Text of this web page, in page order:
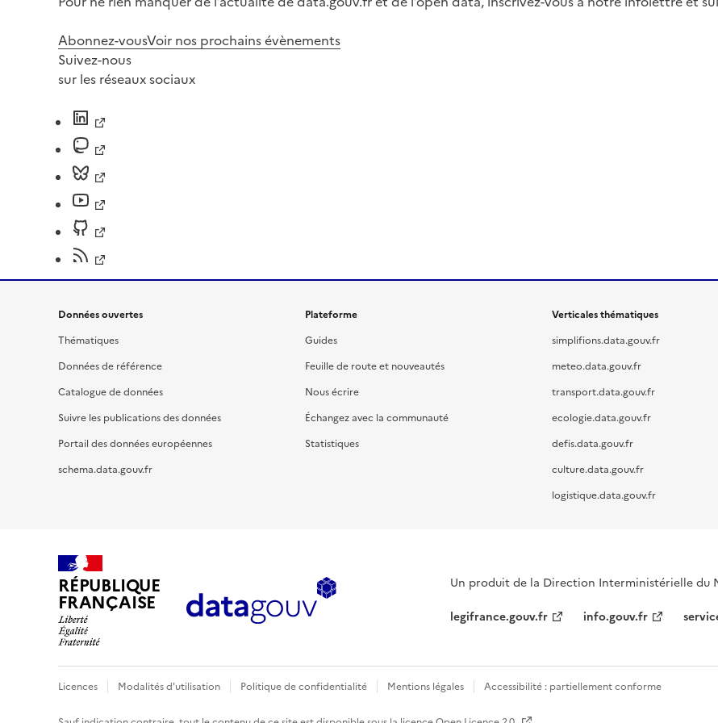
Abonnez-vousVoir nos prochains évènements
Suivez-nous
sur les réseaux sociaux
Données ouvertes
Thématiques
Données de référence
Catalogue de données
Suivre les publications des données
Portail des données européennes
schema.data.gouv.fr
Plateforme
Guides
Feuille de route et nouveautés
Nous écrire
Échangez avec la communauté
Statistiques
Verticales thématiques
simplifions.data.gouv.fr
meteo.data.gouv.fr
transport.data.gouv.fr
ecologie.data.gouv.fr
defis.data.gouv.fr
culture.data.gouv.fr
logistique.data.gouv.fr
RÉPUBLIQUE
FRANÇAISE
Un produit de la Direction Interministérielle du
legifrance.gouv.fr
info.gouv.fr
Licences Modalités d'utilisation Politique de confidentialité Mentions légales Accessibilité : partiellement conforme